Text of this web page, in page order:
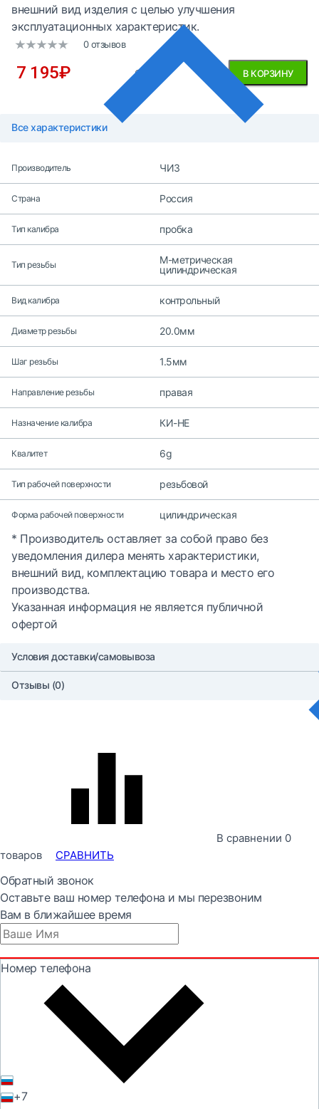
внешний вид изделия с целью улучшения
эксплуатационных характеристик.
0 отзывов
7 195₽ без НДС В КОРЗИНУ
Все характеристики
Производитель ЧИЗ
Страна Россия
Тип калибра пробка
Тип резьбы
M-метрическая
цилиндрическая
Вид калибра контрольный
Диаметр резьбы 20.0мм
Шаг резьбы 1.5мм
Направление резьбы правая
Назначение калибра КИ-НЕ
Квалитет 6g
Тип рабочей поверхности резьбовой
Форма рабочей поверхности цилиндрическая
* Производитель оставляет за собой право без
уведомления дилера менять характеристики,
внешний вид, комплектацию товара и место его
производства.
Указанная информация не является публичной
офертой
Условия доставки/самовывоза
Отзывы (0)
В сравнении 0
товаров
СРАВНИТЬ
Обратный звонок
Оставьте ваш номер телефона и мы перезвоним
Вам в ближайшее время
Номер телефона
+7